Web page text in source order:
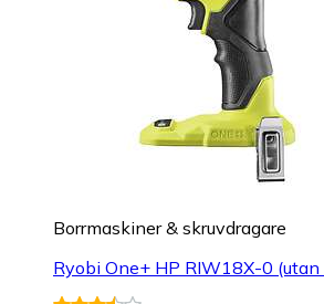
Borrmaskiner & skruvdragare
Ryobi One+ HP RIW18X-0